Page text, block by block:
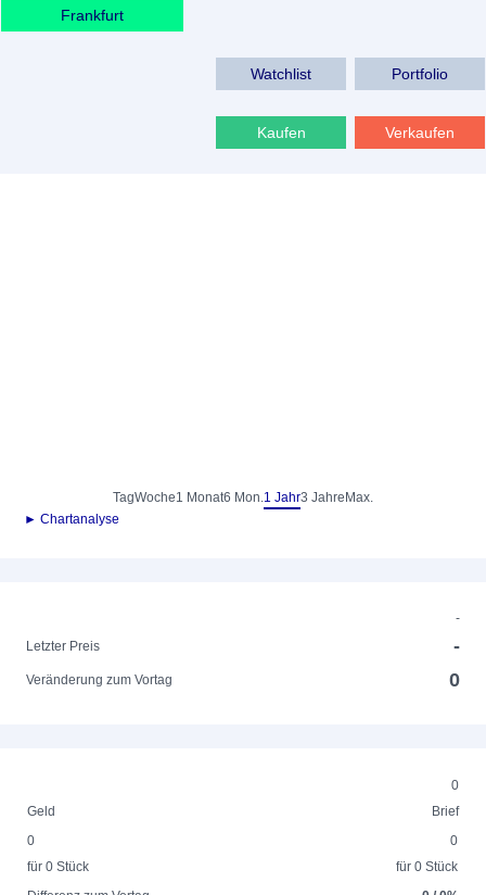
Frankfurt
Watchlist Portfolio
Kaufen Verkaufen
TagWoche1 Monat6 Mon.1 Jahr3 Jahre Max.
► Chartanalyse
-
Letzter Preis
-
Veränderung zum Vortag 0
0
Geld
Brief
0
für 0 Stück
0
für 0 Stück